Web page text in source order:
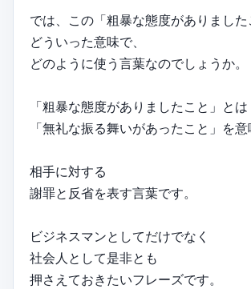
では、この「粗暴な態度がありました
どういった意味で、
どのように使う言葉なのでしょうか。
「粗暴な態度がありましたこと」とは
「無礼な振る舞いがあったこと」を意
相手に対する
謝罪と反省を表す言葉です。
ビジネスマンとしてだけでなく
社会人として是非とも
押さえておきたいフレーズです。